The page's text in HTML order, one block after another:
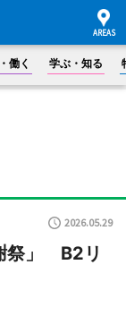
働く 学ぶ・知る
2026.05.29
祭」 B2リ